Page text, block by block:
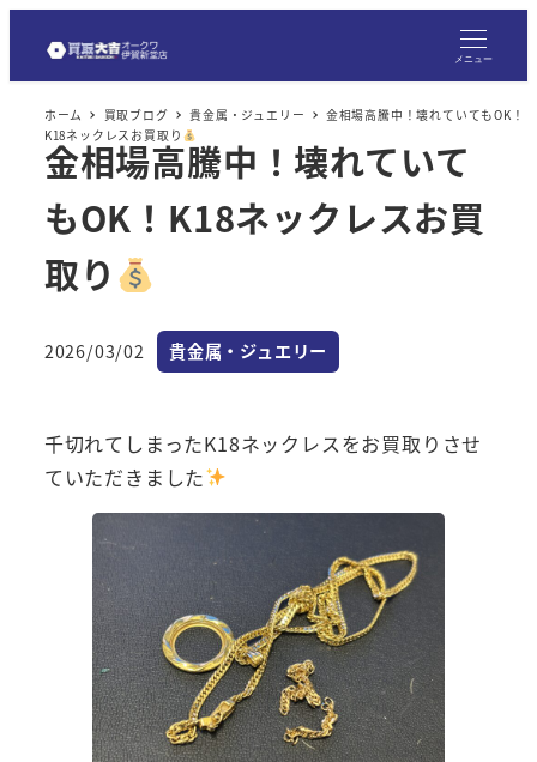
メニュー
ホーム 買取ブログ 貴金属・ジュエリー
金相場高騰中！壊れていてもOK！
K18ネックレスお買取り
金相場高騰中！壊れていて
もOK！K18ネックレスお買
取り
投稿日
2026/03/02 カテゴリー
貴金属・ジュエリー
千切れてしまったK18ネックレスをお買取りさせ
ていただきました